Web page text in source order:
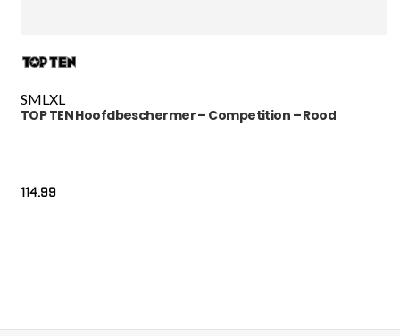
SML XL
TOP TEN Hoofdbeschermer – Competition – Rood
114.99